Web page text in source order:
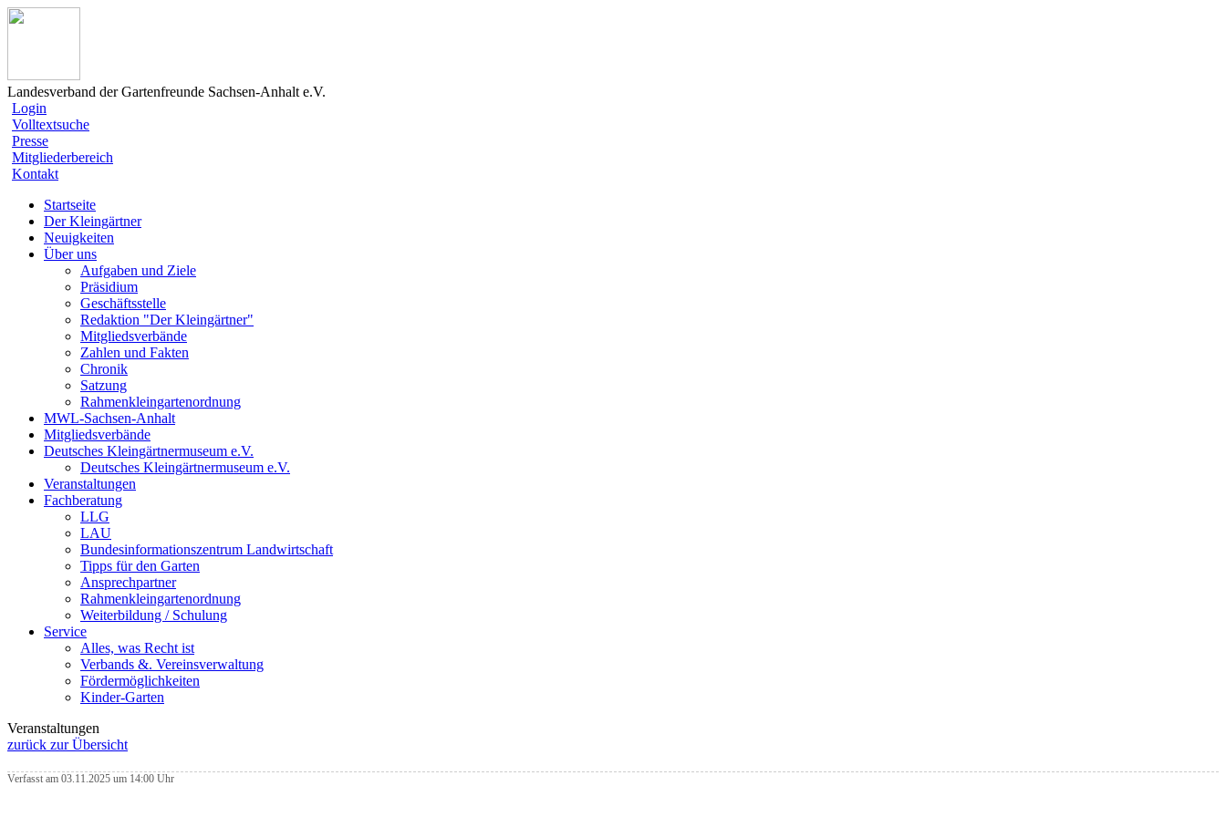
Landesverband der Gartenfreunde Sachsen-Anhalt e.V.
Login
Volltextsuche
Presse
Mitgliederbereich
Kontakt
Startseite
Der Kleingärtner
Neuigkeiten
Über uns
Aufgaben und Ziele
Präsidium
Geschäftsstelle
Redaktion "Der Kleingärtner"
Mitgliedsverbände
Zahlen und Fakten
Chronik
Satzung
Rahmenkleingartenordnung
MWL-Sachsen-Anhalt
Mitgliedsverbände
Deutsches Kleingärtnermuseum e.V.
Deutsches Kleingärtnermuseum e.V.
Veranstaltungen
Fachberatung
LLG
LAU
Bundesinformationszentrum Landwirtschaft
Tipps für den Garten
Ansprechpartner
Rahmenkleingartenordnung
Weiterbildung / Schulung
Service
Alles, was Recht ist
Verbands &. Vereinsverwaltung
Fördermöglichkeiten
Kinder-Garten
Veranstaltungen
zurück zur Übersicht
Verfasst am 03.11.2025 um 14:00 Uhr